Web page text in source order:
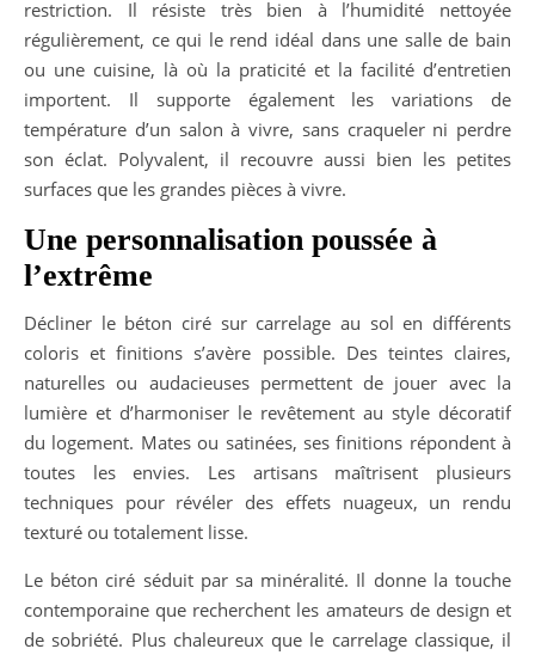
restriction. Il résiste très bien à l’humidité nettoyée
régulièrement, ce qui le rend idéal dans une salle de bain
ou une cuisine, là où la praticité et la facilité d’entretien
importent. Il supporte également les variations de
température d’un salon à vivre, sans craqueler ni perdre
son éclat. Polyvalent, il recouvre aussi bien les petites
surfaces que les grandes pièces à vivre.
Une personnalisation poussée à
l’extrême
Décliner le béton ciré sur carrelage au sol en différents
coloris et finitions s’avère possible. Des teintes claires,
naturelles ou audacieuses permettent de jouer avec la
lumière et d’harmoniser le revêtement au style décoratif
du logement. Mates ou satinées, ses finitions répondent à
toutes les envies. Les artisans maîtrisent plusieurs
techniques pour révéler des effets nuageux, un rendu
texturé ou totalement lisse.
Le béton ciré séduit par sa minéralité. Il donne la touche
contemporaine que recherchent les amateurs de design et
de sobriété. Plus chaleureux que le carrelage classique, il